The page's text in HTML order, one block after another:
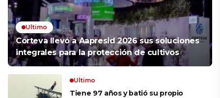
Ultimo
Corteva llevó a Aapresid 2026 sus soluciones
integrales para la protección de cultivos
Ultimo
Tiene 97 años y batió su propio